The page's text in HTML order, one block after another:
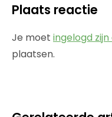
Plaats reactie
Je moet ingelogd zijn
plaatsen.